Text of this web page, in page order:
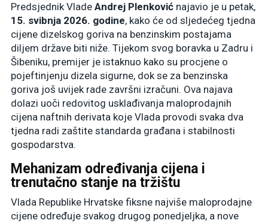
Predsjednik Vlade Andrej Plenković najavio je u petak,
15. svibnja 2026. godine, kako će od sljedećeg tjedna
cijene dizelskog goriva na benzinskim postajama
diljem države biti niže. Tijekom svog boravka u Zadru i
Šibeniku, premijer je istaknuo kako su procjene o
pojeftinjenju dizela sigurne, dok se za benzinska
goriva još uvijek rade završni izračuni. Ova najava
dolazi uoči redovitog usklađivanja maloprodajnih
cijena naftnih derivata koje Vlada provodi svaka dva
tjedna radi zaštite standarda građana i stabilnosti
gospodarstva.
Mehanizam određivanja cijena i
trenutačno stanje na tržištu
Vlada Republike Hrvatske fiksne najviše maloprodajne
cijene određuje svakog drugog ponedjeljka, a nove